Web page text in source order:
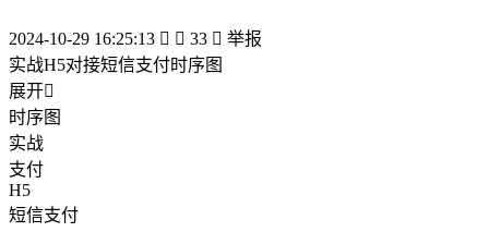
2024-10-29 16:25:13   33  举报
实战H5对接短信支付时序图
展开
时序图
实战
支付
H5
短信支付